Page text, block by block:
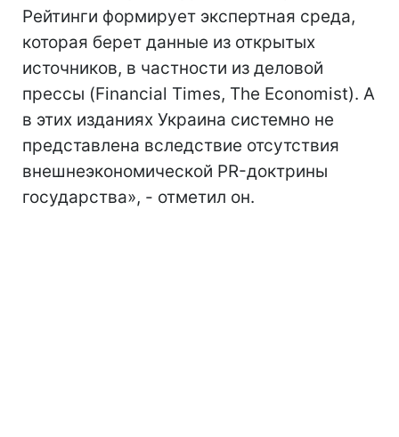
Рейтинги формирует экспертная среда,
которая берет данные из открытых
источников, в частности из деловой
прессы (Financial Times, The Economist). А
в этих изданиях Украина системно не
представлена вследствие отсутствия
внешнеэкономической PR-доктрины
государства», - отметил он.